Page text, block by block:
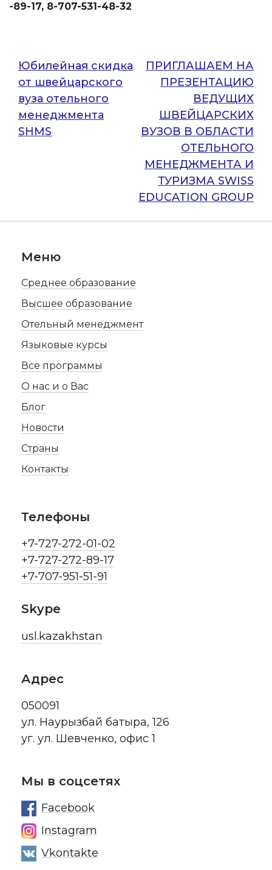
-89-17, 8-707-531-48-32
Навигация
по
записям
Юбилейная скидка
от швейцарского
вуза отельного
менеджмента
SHMS
ПРИГЛАШАЕМ НА
ПРЕЗЕНТАЦИЮ
ВЕДУЩИХ
ШВЕЙЦАРСКИХ
ВУЗОВ В ОБЛАСТИ
ОТЕЛЬНОГО
МЕНЕДЖМЕНТА И
ТУРИЗМА SWISS
EDUCATION GROUP
Мы в соцсетях
Facebook
Instagram
Vkontakte
Адрес
050091
ул. Наурызбай батыра, 126
уг. ул. Шевченко, офис 1
Телефоны
+7-727-272-01-02
+7-727-272-89-17
+7-707-951-51-91
Skype
usl.kazakhstan
Меню
Среднее образование
Высшее образование
Отельный менеджмент
Языковые курсы
Все программы
О нас и о Вас
Блог
Новости
Страны
Контакты